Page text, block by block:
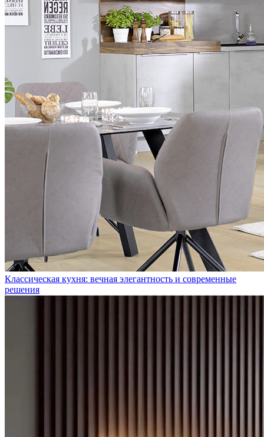
Классическая кухня: вечная элегантность и современные
решения